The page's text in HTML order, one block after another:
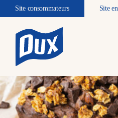
Site consommateurs Site